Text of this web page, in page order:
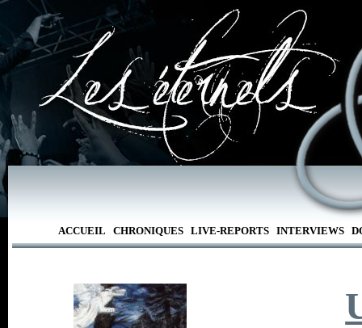
ACCUEIL CHRONIQUES LIVE-REPORTS INTERVIEWS